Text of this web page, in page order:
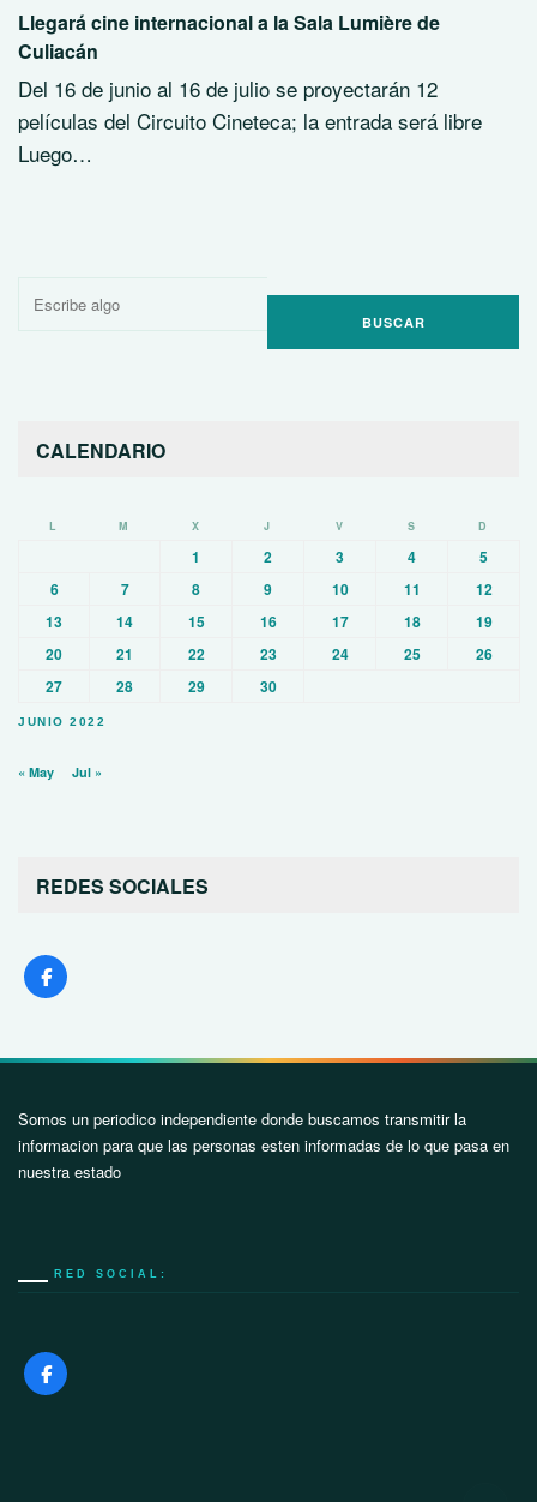
Llegará cine internacional a la Sala Lumière de
Culiacán
Del 16 de junio al 16 de julio se proyectarán 12
películas del Circuito Cineteca; la entrada será libre
Luego…
Buscar
CALENDARIO
JUNIO 2022
L M X J V S D
1 2 3 4
5
6
7 8 9 10 11
12
13
14 15 16 17 18
19
20
21 22 23 24 25
26
27
28 29 30
« May Jul »
REDES SOCIALES
Somos un periodico independiente donde buscamos transmitir la
informacion para que las personas esten informadas de lo que pasa en
nuestra estado
RED SOCIAL: